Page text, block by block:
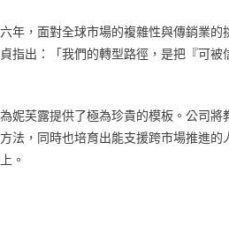
年，面對全球市場的複雜性與傳銷業
指出：「我們的轉型路徑，是把『可被
妮芙露提供了極為珍貴的模板。公司
法，同時也培育出能支援跨市場推進
。